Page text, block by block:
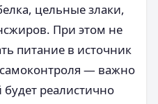
цельные злаки,
При этом не
питание в источник
самоконтроля — важно
реалистично